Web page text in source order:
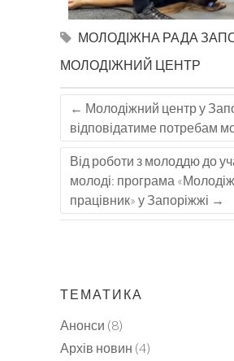
МОЛОДІЖНА РАДА
МОЛОДІЖНИЙ ЦЕНТР
← Молодіжний центр у
відповідатиме потребам
Від роботи з молоддю до
молоді: програма
працівник» у Запоріжжі →
ТЕМАТИКА
Анонси (8)
Архів новин (4)